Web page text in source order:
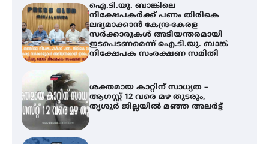
ഐ.ടി.യു. ബാങ്കിലെ
നിക്ഷേപകർക്ക് പണം തിരികെ
ലഭ്യമാക്കാൻ കേന്ദ്ര-കേരള
സർക്കാരുകൾ അടിയന്തരമായി
ഇടപെടണമെന്ന് ഐ.ടി.യു. ബാങ്ക്
നിക്ഷേപക സംരക്ഷണ സമിതി
ശക്തമായ കാറ്റിന് സാധ്യത –
ആഗസ്റ്റ് 12 വരെ മഴ തുടരും,
തൃശൂർ ജില്ലയിൽ മഞ്ഞ അലർട്ട്